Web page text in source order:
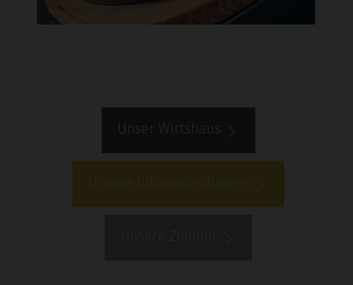
Unser Wirtshaus
Unsere Inklusivleistungen